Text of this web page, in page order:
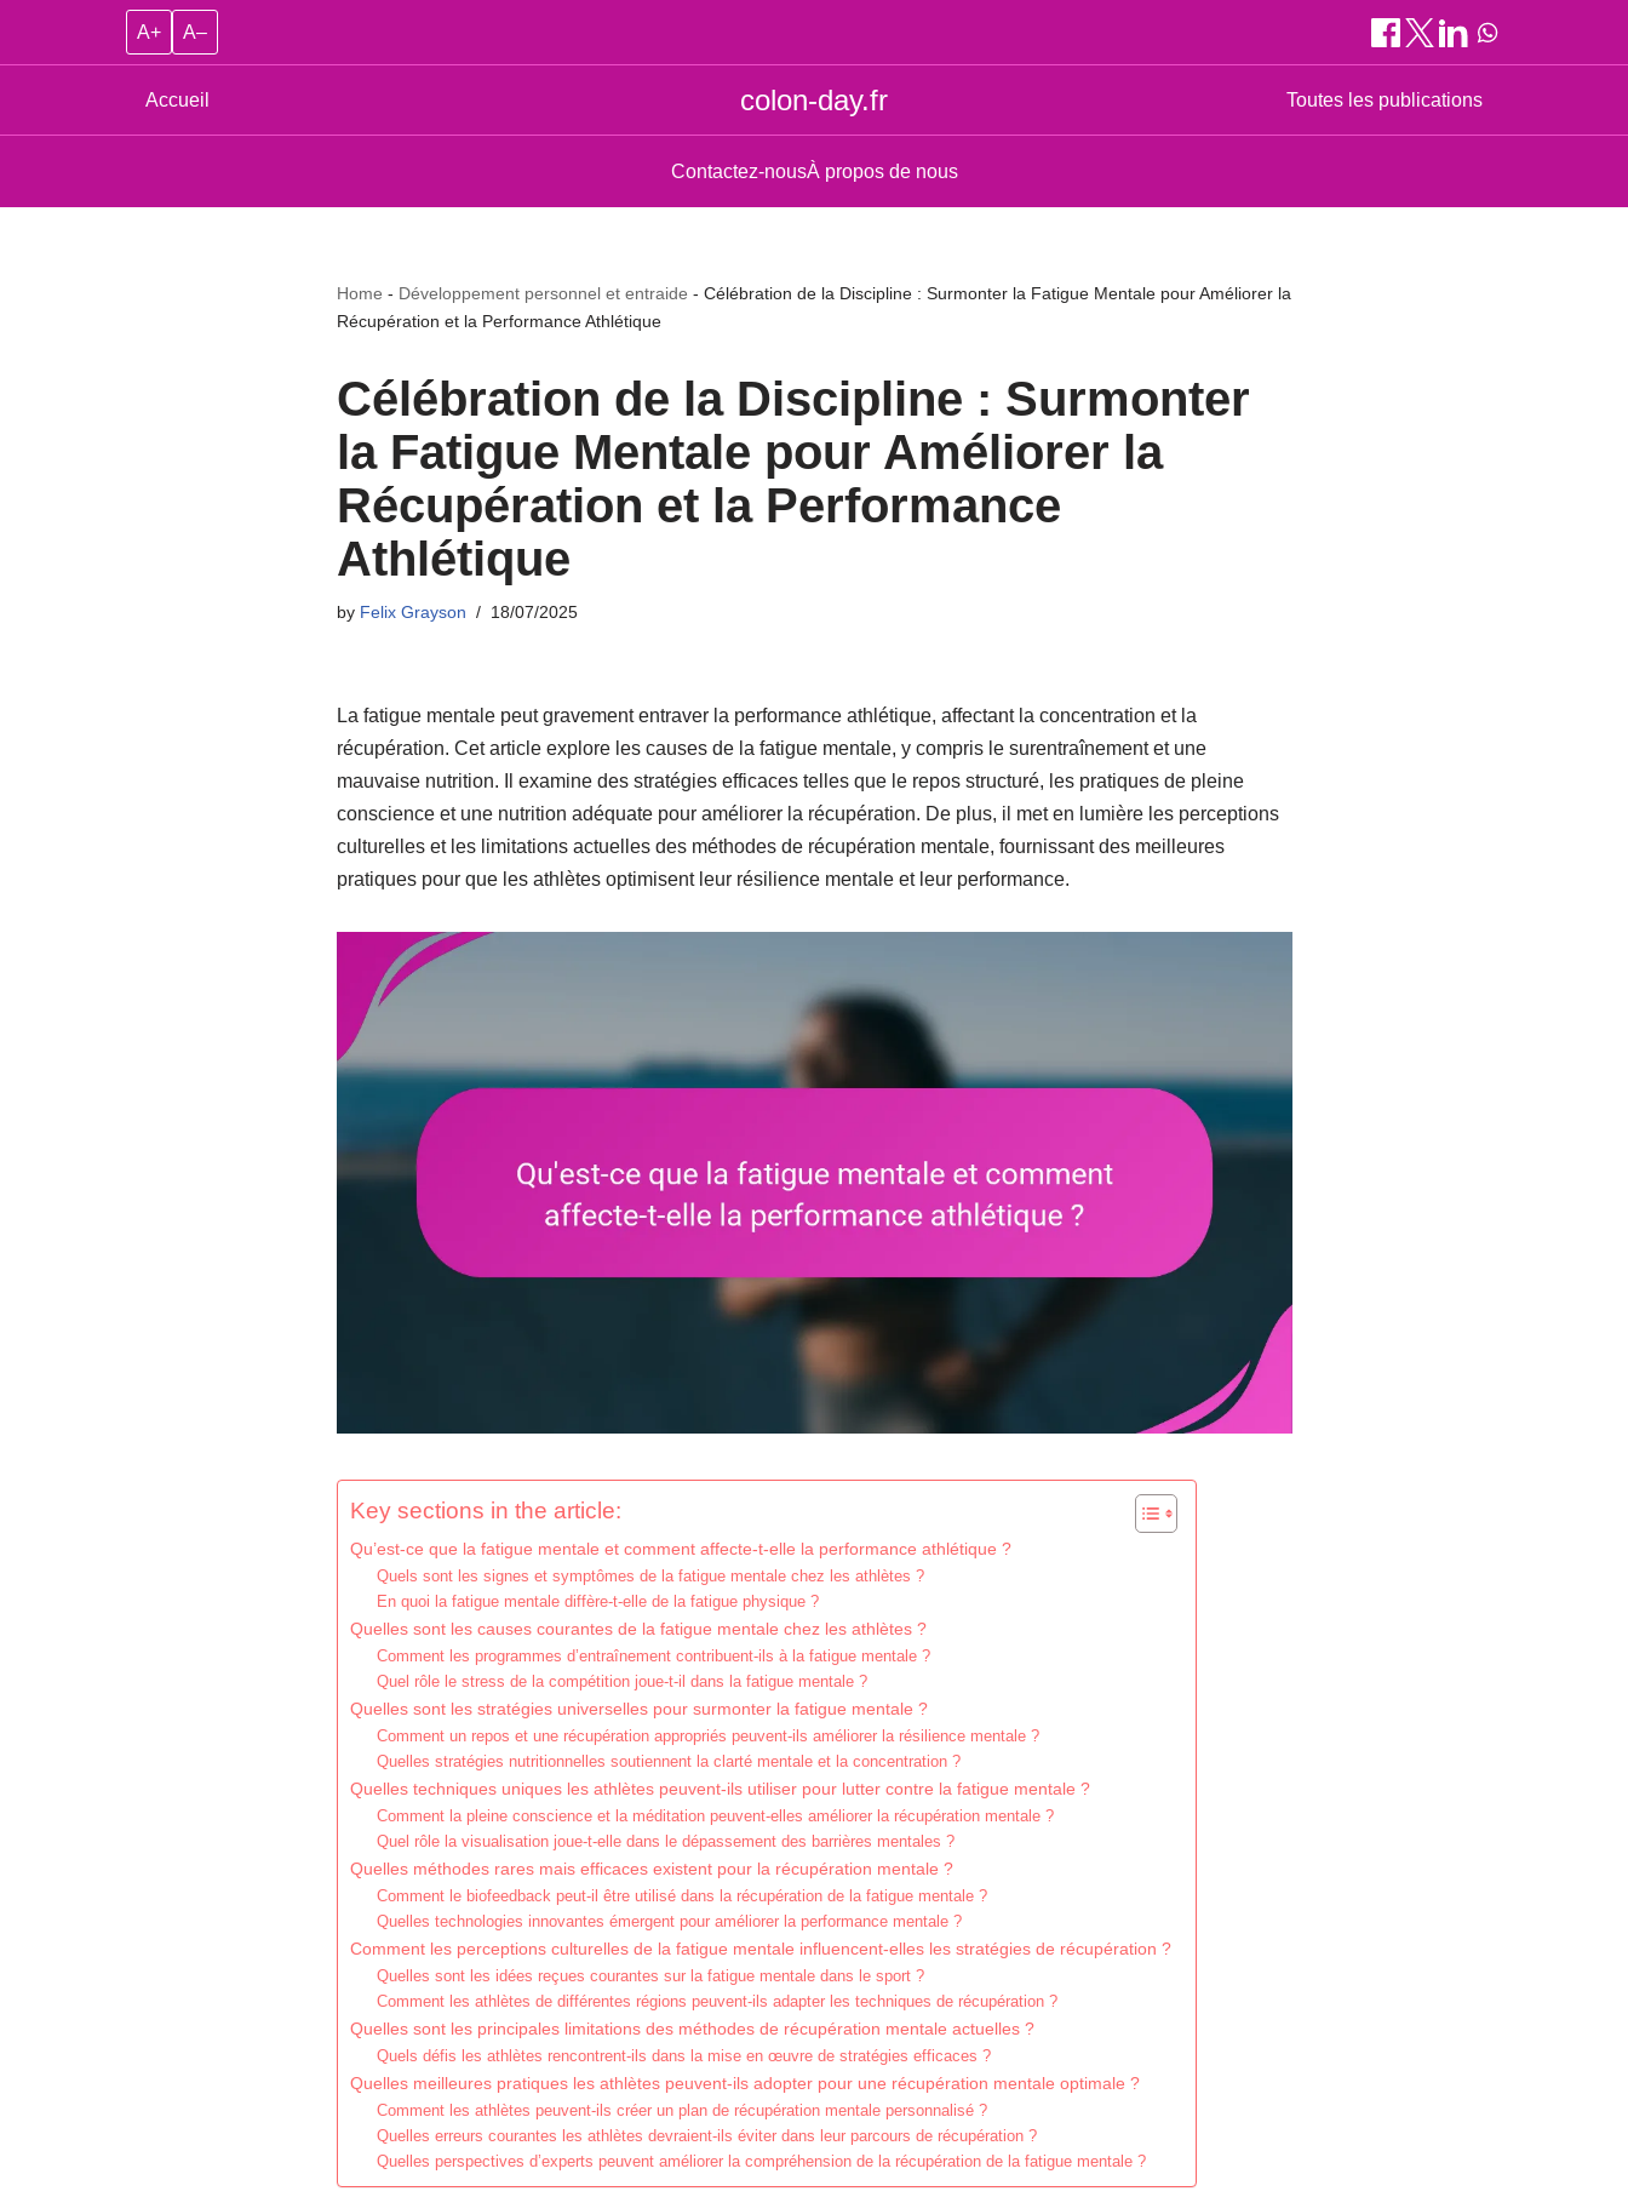
A+ A–
Accueil colon-day.fr Toutes les publications
Contactez-nousÀ propos de nous
Home - Développement personnel et entraide - Célébration de la Discipline : Surmonter la Fatigue Mentale pour Améliorer la
Récupération et la Performance Athlétique
Célébration de la Discipline : Surmonter
la Fatigue Mentale pour Améliorer la
Récupération et la Performance
Athlétique
by Felix Grayson 18/07/2025
La fatigue mentale peut gravement entraver la performance athlétique, affectant la concentration et la
récupération. Cet article explore les causes de la fatigue mentale, y compris le surentraînement et une
mauvaise nutrition. Il examine des stratégies efficaces telles que le repos structuré, les pratiques de pleine
conscience et une nutrition adéquate pour améliorer la récupération. De plus, il met en lumière les perceptions
culturelles et les limitations actuelles des méthodes de récupération mentale, fournissant des meilleures
pratiques pour que les athlètes optimisent leur résilience mentale et leur performance.
Key sections in the article:
Qu’est-ce que la fatigue mentale et comment affecte-t-elle la performance athlétique ?
Quels sont les signes et symptômes de la fatigue mentale chez les athlètes ?
En quoi la fatigue mentale diffère-t-elle de la fatigue physique ?
Quelles sont les causes courantes de la fatigue mentale chez les athlètes ?
Comment les programmes d’entraînement contribuent-ils à la fatigue mentale ?
Quel rôle le stress de la compétition joue-t-il dans la fatigue mentale ?
Quelles sont les stratégies universelles pour surmonter la fatigue mentale ?
Comment un repos et une récupération appropriés peuvent-ils améliorer la résilience mentale ?
Quelles stratégies nutritionnelles soutiennent la clarté mentale et la concentration ?
Quelles techniques uniques les athlètes peuvent-ils utiliser pour lutter contre la fatigue mentale ?
Comment la pleine conscience et la méditation peuvent-elles améliorer la récupération mentale ?
Quel rôle la visualisation joue-t-elle dans le dépassement des barrières mentales ?
Quelles méthodes rares mais efficaces existent pour la récupération mentale ?
Comment le biofeedback peut-il être utilisé dans la récupération de la fatigue mentale ?
Quelles technologies innovantes émergent pour améliorer la performance mentale ?
Comment les perceptions culturelles de la fatigue mentale influencent-elles les stratégies de récupération ?
Quelles sont les idées reçues courantes sur la fatigue mentale dans le sport ?
Comment les athlètes de différentes régions peuvent-ils adapter les techniques de récupération ?
Quelles sont les principales limitations des méthodes de récupération mentale actuelles ?
Quels défis les athlètes rencontrent-ils dans la mise en œuvre de stratégies efficaces ?
Quelles meilleures pratiques les athlètes peuvent-ils adopter pour une récupération mentale optimale ?
Comment les athlètes peuvent-ils créer un plan de récupération mentale personnalisé ?
Quelles erreurs courantes les athlètes devraient-ils éviter dans leur parcours de récupération ?
Quelles perspectives d’experts peuvent améliorer la compréhension de la récupération de la fatigue mentale ?